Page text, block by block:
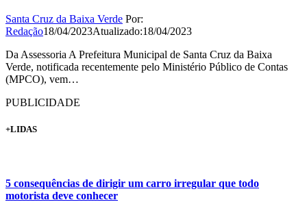
Santa Cruz da Baixa Verde Por:
Redação18/04/2023Atualizado:18/04/2023
Da Assessoria A Prefeitura Municipal de Santa Cruz da Baixa
Verde, notificada recentemente pelo Ministério Público de Contas
(MPCO), vem…
PUBLICIDADE
+LIDAS
5 consequências de dirigir um carro irregular que todo
motorista deve conhecer